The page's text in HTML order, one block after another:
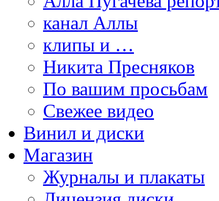
канал Аллы
клипы и …
Никита Пресняков
По вашим просьбам
Свежее видео
Винил и диски
Магазин
Журналы и плакаты